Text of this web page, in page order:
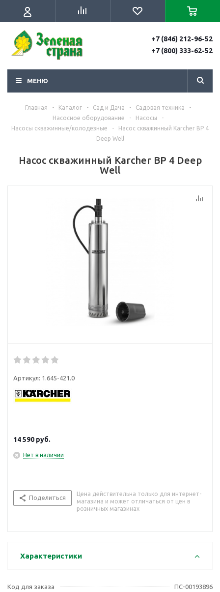
+7 (846) 212-96-52
+7 (800) 333-62-52
МЕНЮ
Главная - Каталог - Сад и Дача - Садовая техника
-
Насосное оборудование
- Насосы
-
Насосы скважинные/колодезные
-
Насос скважинный Karcher BP 4
Deep Well
Насос скважинный Karcher BP 4 Deep
Well
Артикул: 1.645-421.0
14 590 руб.
Нет в наличии
Поделиться
Цена действительна только для интернет-
магазина и может отличаться от цен в
розничных магазинах
Характеристики
Код для заказа
ПС-00193896